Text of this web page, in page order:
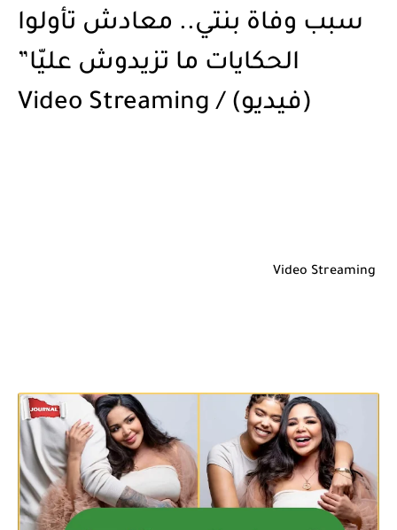
سبب وفاة بنتي.. معادش تأولوا
الحكايات ما تزيدوش عليّا”
(فيديو) / Video Streaming